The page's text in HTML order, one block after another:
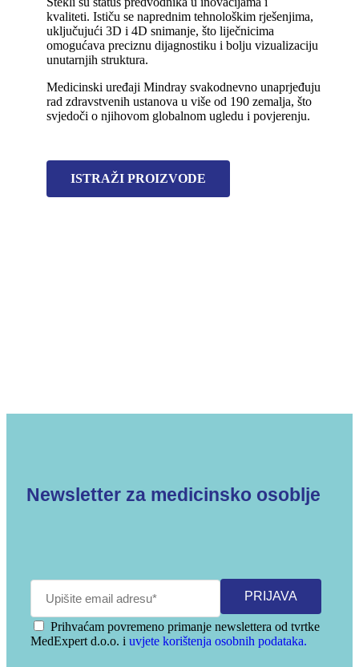
kvaliteti. Ističu se naprednim tehnološkim rješenjima,
uključujući 3D i 4D snimanje, što liječnicima
omogućava preciznu dijagnostiku i bolju vizualizaciju
unutarnjih struktura.
Medicinski uređaji Mindray svakodnevno unaprjeđuju
rad zdravstvenih ustanova u više od 190 zemalja, što
svjedoči o njihovom globalnom ugledu i povjerenju.
ISTRAŽI PROIZVODE
Newsletter za medicinsko osoblje
Prihvaćam povremeno primanje newslettera od tvrtke
MedExpert d.o.o. i uvjete korištenja osobnih podataka.